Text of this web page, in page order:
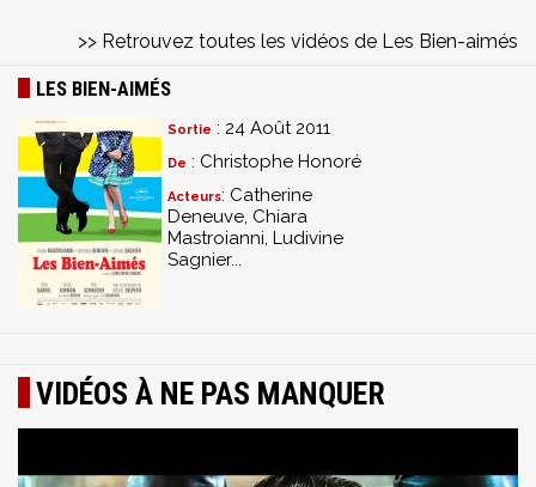
>> Retrouvez toutes les vidéos de Les Bien-aimés
LES BIEN-AIMÉS
Sortie : 24 Août 2011
De : Christophe Honoré
Acteurs: Catherine
Deneuve, Chiara
Mastroianni, Ludivine
Sagnier...
VIDÉOS À NE PAS MANQUER